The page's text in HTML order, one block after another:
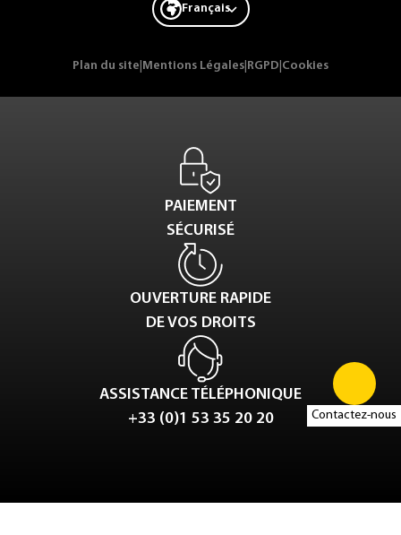
Contactez-nous
Français
Plan du site Mentions Légales RGPD Cookies
PAIEMENT
SÉCURISÉ
OUVERTURE RAPIDE
DE VOS DROITS
ASSISTANCE TÉLÉPHONIQUE
+33 (0)1 53 35 20 20